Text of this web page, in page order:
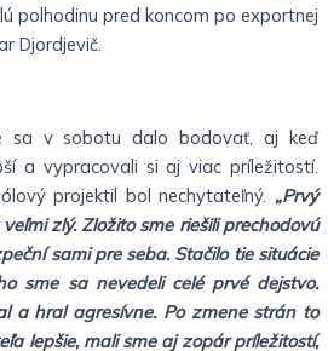
polhodinu pred koncom po exportnej
Djordjevič.
sa v sobotu dalo bodovať, aj keď
a vypracovali si aj viac príležitostí.
projektil bol nechytateľný. „Prvý
zlý. Zložito sme riešili prechodovú
sami pre seba. Stačilo tie situácie
sme sa nevedeli celé prvé dejstvo.
a hral agresívne. Po zmene strán to
lepšie, mali sme aj zopár príležitostí,